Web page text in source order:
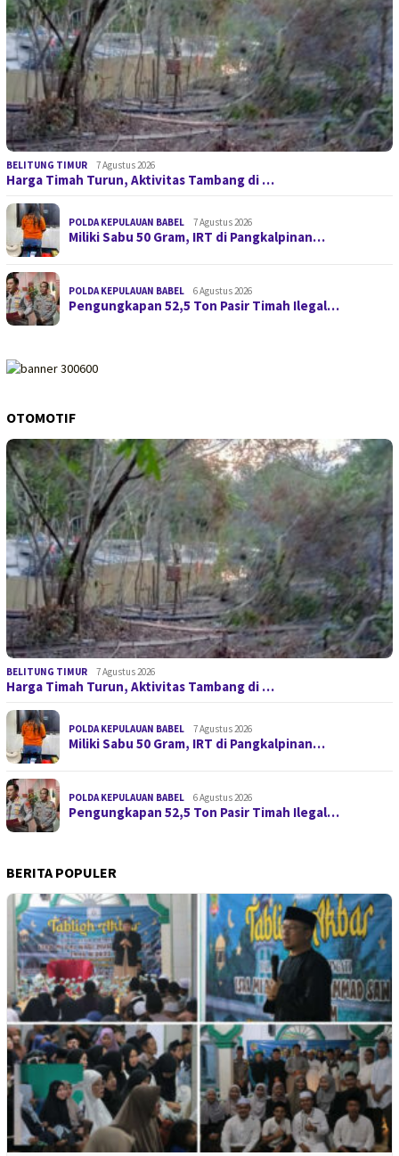
BELITUNG TIMUR 7 Agustus 2026
Harga Timah Turun, Aktivitas Tambang di …
POLDA KEPULAUAN BABEL 7 Agustus 2026
Miliki Sabu 50 Gram, IRT di Pangkalpinan…
POLDA KEPULAUAN BABEL 6 Agustus 2026
Pengungkapan 52,5 Ton Pasir Timah Ilegal…
OTOMOTIF
BELITUNG TIMUR 7 Agustus 2026
Harga Timah Turun, Aktivitas Tambang di …
POLDA KEPULAUAN BABEL 7 Agustus 2026
Miliki Sabu 50 Gram, IRT di Pangkalpinan…
POLDA KEPULAUAN BABEL 6 Agustus 2026
Pengungkapan 52,5 Ton Pasir Timah Ilegal…
BERITA POPULER